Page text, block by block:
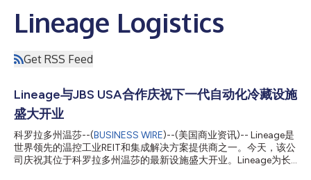
Lineage Logistics
Get RSS Feed
Lineage与JBS USA合作庆祝下一代自动化冷藏设施
盛大开业
科罗拉多州温莎--(BUSINESS WIRE)--(美国商业资讯)-- Lineage是
世界领先的温控工业REIT和集成解决方案提供商之一。今天，该公
司庆祝其位于科罗拉多州温莎的最新设施盛大开业。Lineage为长